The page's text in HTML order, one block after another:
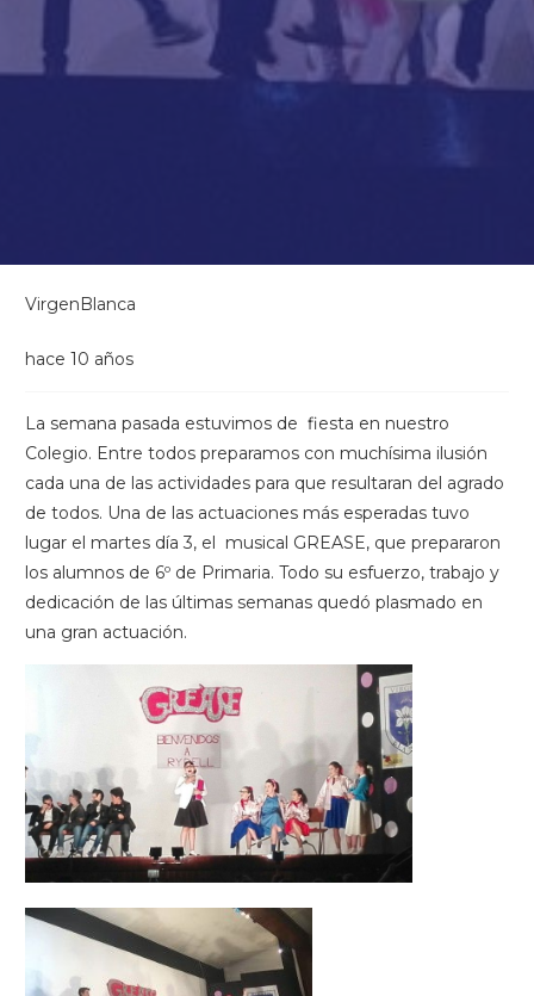
VirgenBlanca
hace 10 años
La semana pasada estuvimos de fiesta en nuestro
Colegio. Entre todos preparamos con muchísima ilusión
cada una de las actividades para que resultaran del agrado
de todos. Una de las actuaciones más esperadas tuvo
lugar el martes día 3, el musical GREASE, que prepararon
los alumnos de 6º de Primaria. Todo su esfuerzo, trabajo y
dedicación de las últimas semanas quedó plasmado en
una gran actuación.